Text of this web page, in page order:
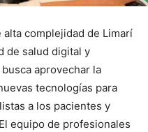
complejidad de Limarí
de salud digital y
aprovechar la
tecnologías para
a los pacientes y
equipo de profesionales